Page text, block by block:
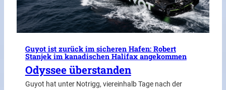
Guyot ist zurück im sicheren Hafen: Robert
Stanjek im kanadischen Halifax angekommen
Odyssee überstanden
Guyot hat unter Notrigg, viereinhalb Tage nach der